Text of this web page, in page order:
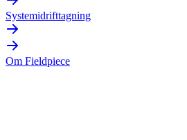
Systemidrifttagning
Om Fieldpiece